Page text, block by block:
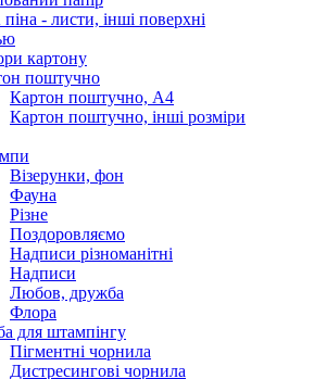
- листи, інші поверхні
картону
поштучно
Картон поштучно, А4
Картон поштучно, інші розміри
Візерунки, фон
Фауна
Різне
Поздоровляємо
Надписи різноманітні
Надписи
Любов, дружба
Флора
для штампінгу
Пігментні чорнила
Дистресингові чорнила